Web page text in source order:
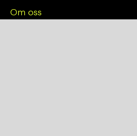
Om oss